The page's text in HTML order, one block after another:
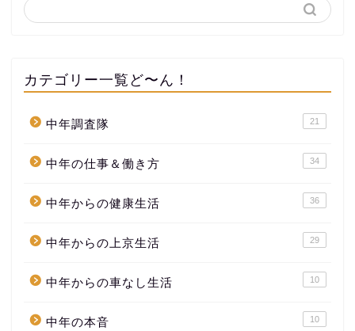
カテゴリー一覧ど〜ん！
中年調査隊 21
中年の仕事＆働き方 34
中年からの健康生活 36
中年からの上京生活 29
中年からの車なし生活 10
中年の本音 10